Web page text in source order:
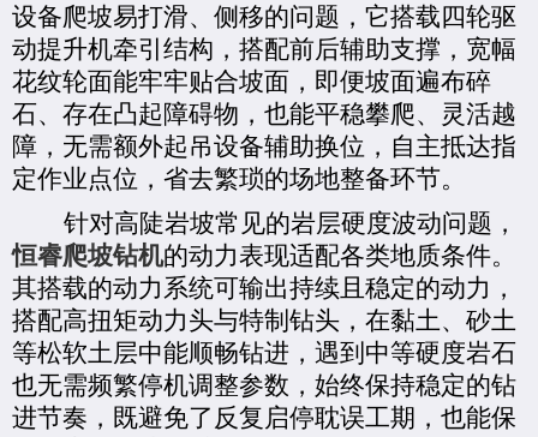
设备爬坡易打滑、侧移的问题，它搭载四轮驱
动提升机牵引结构，搭配前后辅助支撑，宽幅
花纹轮面能牢牢贴合坡面，即便坡面遍布碎
石、存在凸起障碍物，也能平稳攀爬、灵活越
障，无需额外起吊设备辅助换位，自主抵达指
定作业点位，省去繁琐的场地整备环节。
针对高陡岩坡常见的岩层硬度波动问题，
恒睿爬坡钻机的动力表现适配各类地质条件。
其搭载的动力系统可输出持续且稳定的动力，
搭配高扭矩动力头与特制钻头，在黏土、砂土
等松软土层中能顺畅钻进，遇到中等硬度岩石
也无需频繁停机调整参数，始终保持稳定的钻
进节奏，既避免了反复启停耽误工期，也能保